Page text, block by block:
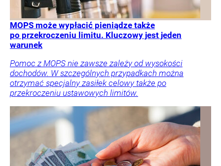
MOPS może wypłacić pieniądze także
po przekroczeniu limitu. Kluczowy jest jeden
warunek
Pomoc z MOPS nie zawsze zależy od wysokości
dochodów. W szczególnych przypadkach można
otrzymać specjalny zasiłek celowy także po
przekroczeniu ustawowych limitów.